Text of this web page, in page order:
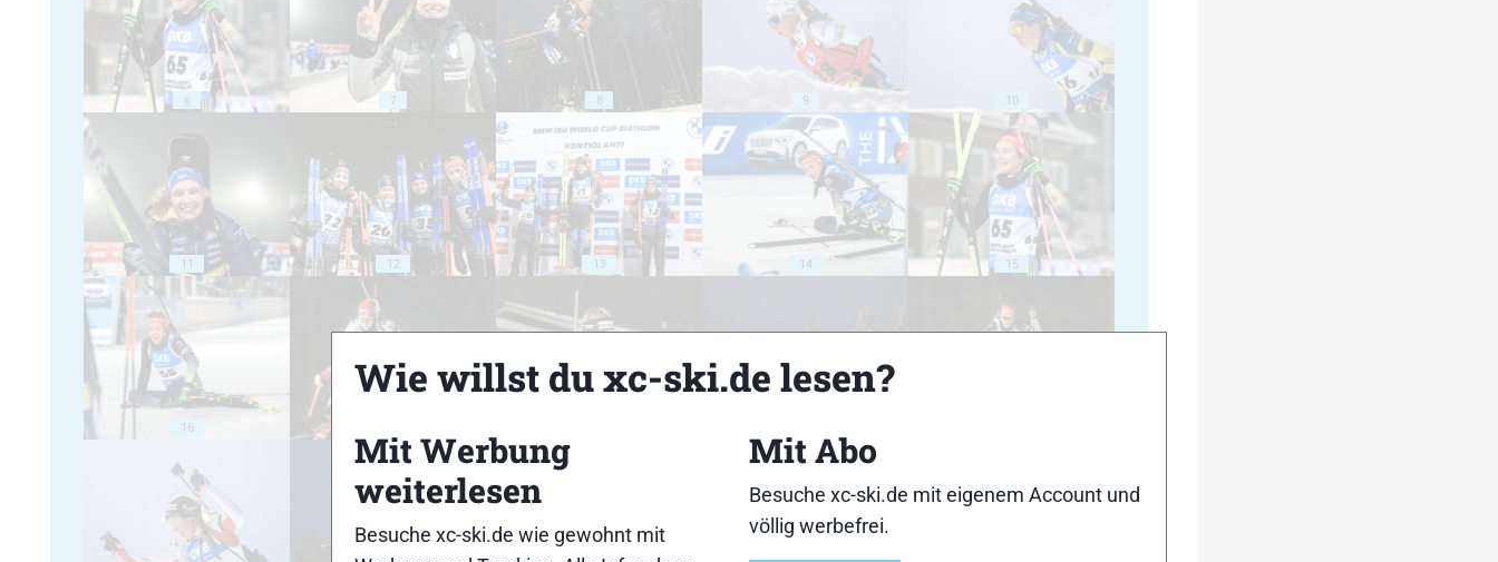
6 7 8 9 10
11 12 13 14 15
16
Wie willst du xc-ski.de lesen?
Mit Werbung
weiterlesen
Besuche xc-ski.de wie gewohnt mit
Mit Abo
Besuche xc-ski.de mit eigenem Account und
völlig werbefrei.